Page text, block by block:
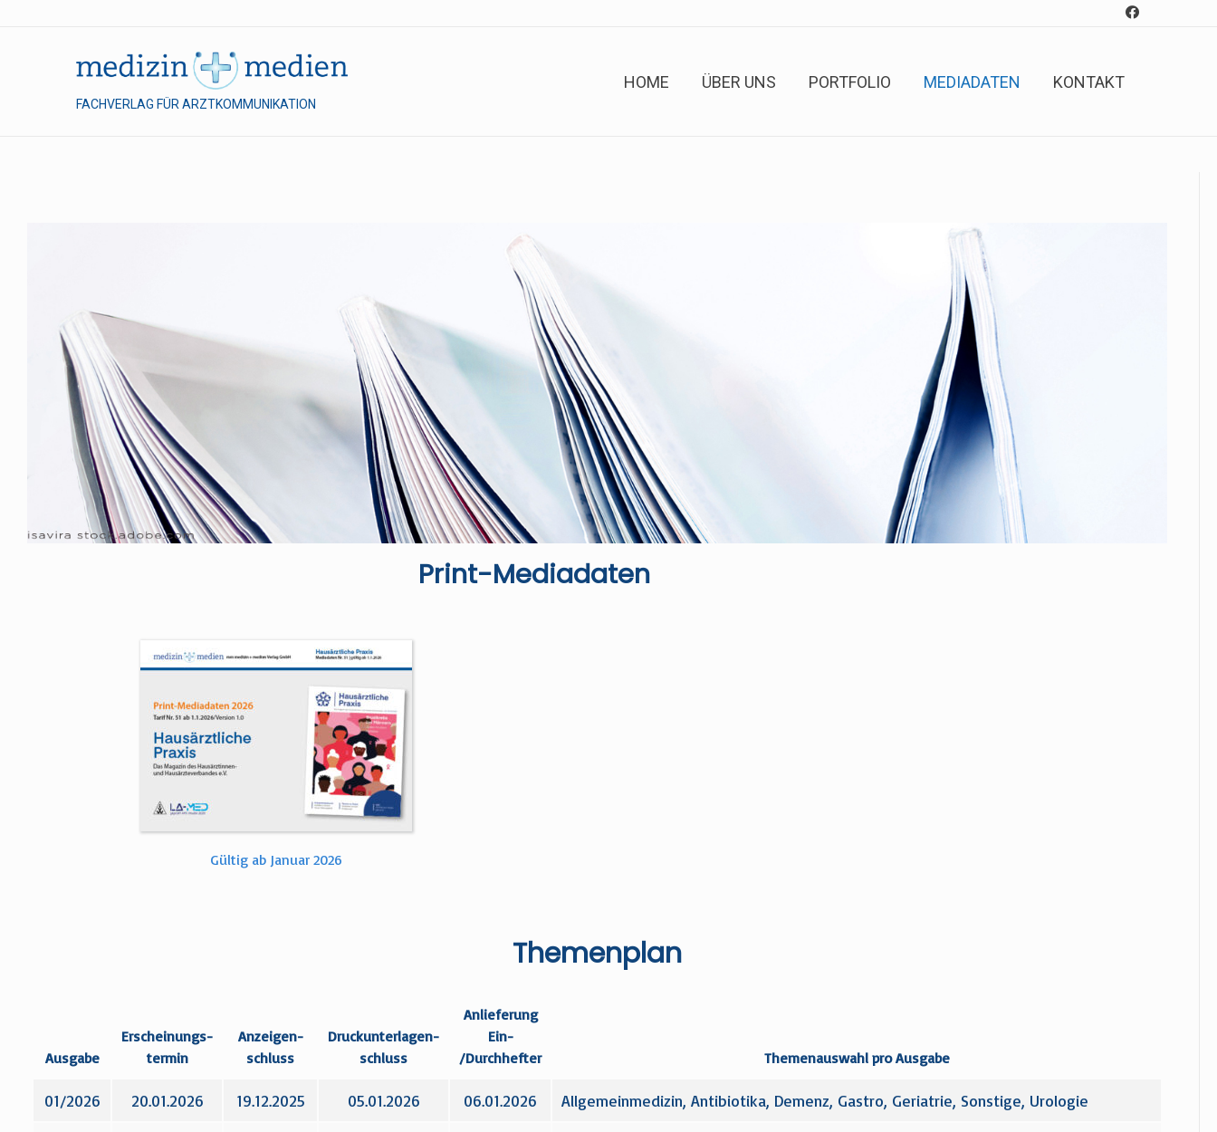
FACHVERLAG FÜR ARZTKOMMUNIKATION
HOME ÜBER UNS PORTFOLIO MEDIADATEN KONTAKT
Print-Mediadaten
Gültig ab Januar 2026
Themenplan
Ausgabe
Erscheinungs­
termin
Anzeigen­
schluss
Druckunterlagen­
schluss
Anlieferung
Ein-
/Durchhefter
Themenauswahl pro Ausgabe
01/2026 20.01.2026 19.12.2025 05.01.2026 06.01.2026 Allgemeinmedizin, Antibiotika, Demenz, Gastro, Geriatrie, Sonstige, Urologie